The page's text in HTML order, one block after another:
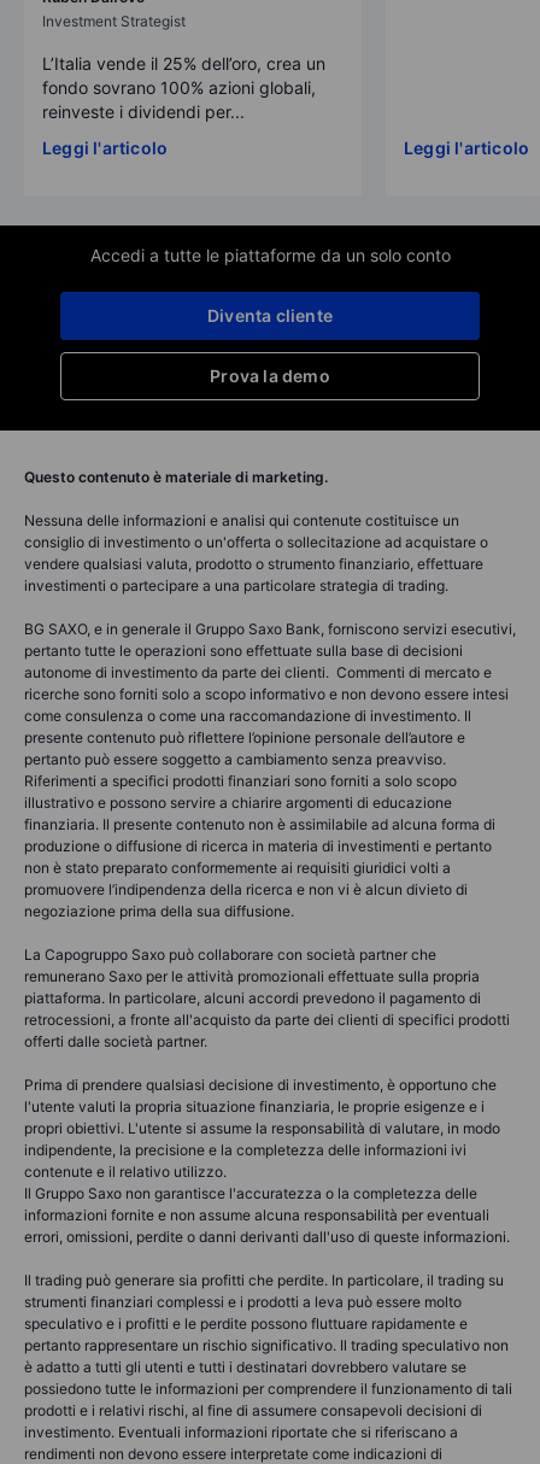
Investment Strategist
L’Italia vende il 25% dell’oro, crea un
fondo sovrano 100% azioni globali,
reinveste i dividendi per...
Leggi l'articolo
Leggi l'articolo
Accedi a tutte le piattaforme da un solo conto
Prova la demo
Diventa cliente
Questo contenuto è materiale di marketing.
Nessuna delle informazioni e analisi qui contenute costituisce un
consiglio di investimento o un'offerta o sollecitazione ad acquistare o
vendere qualsiasi valuta, prodotto o strumento finanziario, effettuare
investimenti o partecipare a una particolare strategia di trading.
BG SAXO, e in generale il Gruppo Saxo Bank, forniscono servizi esecutivi,
pertanto tutte le operazioni sono effettuate sulla base di decisioni
autonome di investimento da parte dei clienti. Commenti di mercato e
ricerche sono forniti solo a scopo informativo e non devono essere intesi
come consulenza o come una raccomandazione di investimento. Il
presente contenuto può riflettere l’opinione personale dell’autore e
pertanto può essere soggetto a cambiamento senza preavviso.
Riferimenti a specifici prodotti finanziari sono forniti a solo scopo
illustrativo e possono servire a chiarire argomenti di educazione
finanziaria. Il presente contenuto non è assimilabile ad alcuna forma di
produzione o diffusione di ricerca in materia di investimenti e pertanto
non è stato preparato conformemente ai requisiti giuridici volti a
promuovere l’indipendenza della ricerca e non vi è alcun divieto di
negoziazione prima della sua diffusione.
La Capogruppo Saxo può collaborare con società partner che
remunerano Saxo per le attività promozionali effettuate sulla propria
piattaforma. In particolare, alcuni accordi prevedono il pagamento di
retrocessioni, a fronte all'acquisto da parte dei clienti di specifici prodotti
offerti dalle società partner.
Prima di prendere qualsiasi decisione di investimento, è opportuno che
l'utente valuti la propria situazione finanziaria, le proprie esigenze e i
propri obiettivi. L'utente si assume la responsabilità di valutare, in modo
indipendente, la precisione e la completezza delle informazioni ivi
contenute e il relativo utilizzo.
Il Gruppo Saxo non garantisce l'accuratezza o la completezza delle
informazioni fornite e non assume alcuna responsabilità per eventuali
errori, omissioni, perdite o danni derivanti dall'uso di queste informazioni.
Il trading può generare sia profitti che perdite. In particolare, il trading su
strumenti finanziari complessi e i prodotti a leva può essere molto
speculativo e i profitti e le perdite possono fluttuare rapidamente e
pertanto rappresentare un rischio significativo. Il trading speculativo non
è adatto a tutti gli utenti e tutti i destinatari dovrebbero valutare se
possiedono tutte le informazioni per comprendere il funzionamento di tali
prodotti e i relativi rischi, al fine di assumere consapevoli decisioni di
investimento. Eventuali informazioni riportate che si riferiscano a
rendimenti non devono essere interpretate come indicazioni di